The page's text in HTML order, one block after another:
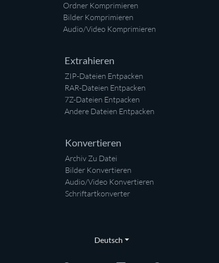
Ordner Komprimieren
Bilder Komprimieren
Audio/Video Komprimieren
Extrahieren
ZIP-Dateien Entpacken
RAR-Dateien Entpacken
7Z-Dateien Entpacken
Andere Dateien Entpacken
Konvertieren
Archiv Zu Datei
Bilder Konvertieren
Audio/Video Konvertieren
Schriftartkonverter
Deutsch